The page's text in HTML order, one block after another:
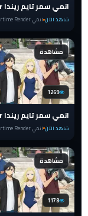
شاهد الآن انمي Summertime Render مترجم
مشاهدة
1269
شاهد الآن انمي Summertime Render مترجم
مشاهدة
1178